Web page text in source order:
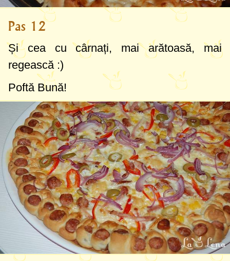
Pas 12
Și cea cu cârnați, mai arătoasă, mai
regească :)
Poftă Bună!